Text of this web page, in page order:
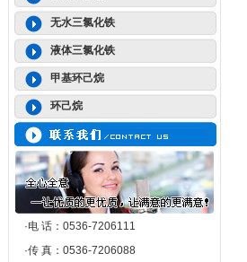
无水三氯化铁
液体三氯化铁
甲基环己烷
环己烷
·电 话：0536-7206111
·传 真：0536-7206088